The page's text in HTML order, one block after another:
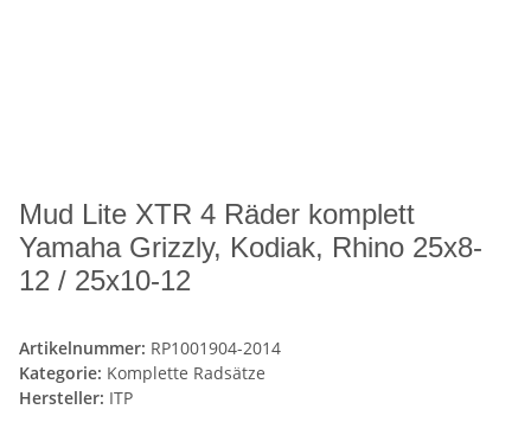
Mud Lite XTR 4 Räder komplett
Yamaha Grizzly, Kodiak, Rhino 25x8-
12 / 25x10-12
Artikelnummer: RP1001904-2014
Kategorie: Komplette Radsätze
Hersteller: ITP